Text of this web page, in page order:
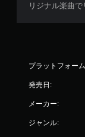
リジナル楽曲
プラットフォー
発売日:
メーカー:
ジャンル: